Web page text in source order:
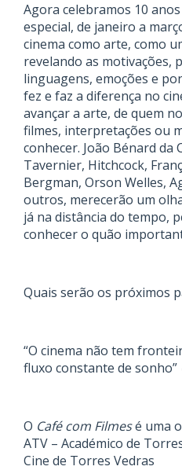
Agora celebramos 10
especial, de janeiro a
cinema como arte, como
revelando as motivações,
linguagens, emoções e
fez e faz a diferença no
avançar a arte, de quem
filmes, interpretações ou
conhecer. João Bénard da
Tavernier, Hitchcock,
Bergman, Orson Welles,
outros, merecerão um
já na distância do tempo,
conhecer o quão
Quais serão os próximos
“O cinema não tem
fluxo constante de sonho”
O Café com Filmesé uma
ATV – Académico de
Cine de Torres Vedras